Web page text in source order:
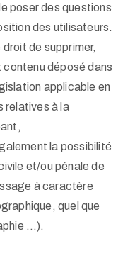
poser des questions
des utilisateurs.
de supprimer,
déposé dans
applicable en
relatives à la
la possibilité
et/ou pénale de
à caractère
quel que
…).